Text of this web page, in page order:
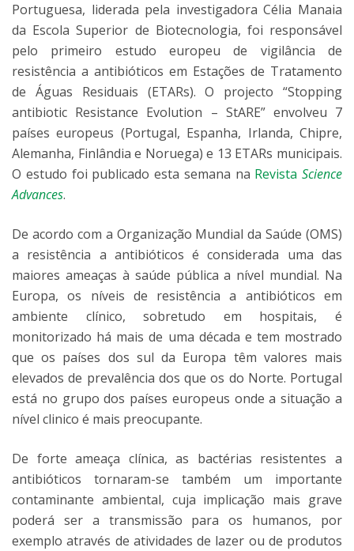
Portuguesa, liderada pela investigadora Célia Manaia
da Escola Superior de Biotecnologia, foi responsável
pelo primeiro estudo europeu de vigilância de
resistência a antibióticos em Estações de Tratamento
de Águas Residuais (ETARs). O projecto “Stopping
antibiotic Resistance Evolution – StARE” envolveu 7
países europeus (Portugal, Espanha, Irlanda, Chipre,
Alemanha, Finlândia e Noruega) e 13 ETARs municipais.
O estudo foi publicado esta semana na Revista Science
Advances.
De acordo com a Organização Mundial da Saúde (OMS)
a resistência a antibióticos é considerada uma das
maiores ameaças à saúde pública a nível mundial. Na
Europa, os níveis de resistência a antibióticos em
ambiente clínico, sobretudo em hospitais, é
monitorizado há mais de uma década e tem mostrado
que os países dos sul da Europa têm valores mais
elevados de prevalência dos que os do Norte. Portugal
está no grupo dos países europeus onde a situação a
nível clinico é mais preocupante.
De forte ameaça clínica, as bactérias resistentes a
antibióticos tornaram-se também um importante
contaminante ambiental, cuja implicação mais grave
poderá ser a transmissão para os humanos, por
exemplo através de atividades de lazer ou de produtos